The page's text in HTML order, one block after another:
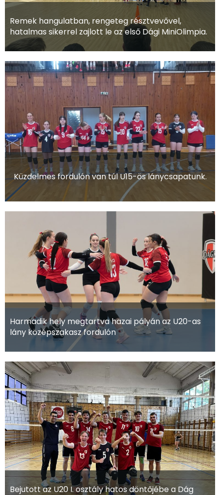
Remek hangulatban, rengeteg résztvevővel,
hatalmas sikerrel zajlott le az első Dági MiniOlimpia.
Küzdelmes fordulón van túl U15-ös lánycsapatunk.
Harmadik hely megtartva hazai pályán az U20-as
lány középszakasz fordulón
Bejutott az U20 I. osztály hatos döntőjébe a Dág